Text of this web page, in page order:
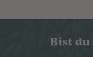
Bist du